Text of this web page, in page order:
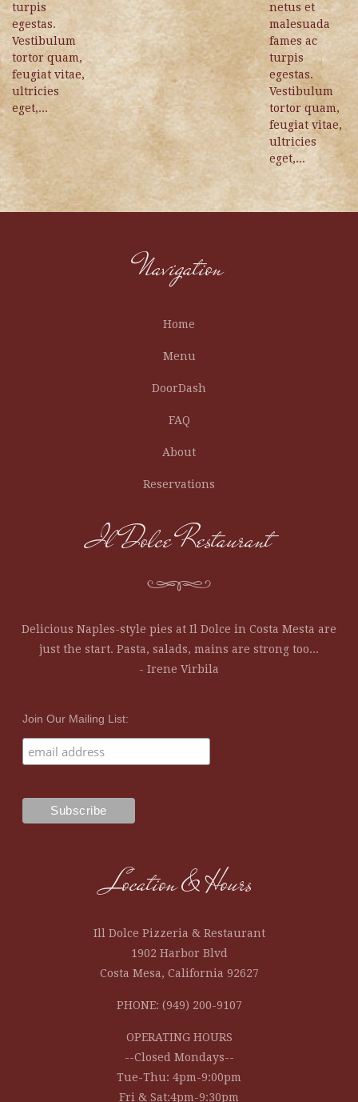
turpis
egestas.
Vestibulum
tortor quam,
feugiat vitae,
ultricies
eget,...
netus et
malesuada
fames ac
turpis
egestas.
Vestibulum
tortor quam,
feugiat vitae,
ultricies
eget,...
Navigation
Home
Menu
DoorDash
FAQ
About
Reservations
Il Dolce Restaurant
Delicious Naples-style pies at Il Dolce in Costa Mesta are
just the start. Pasta, salads, mains are strong too...
- Irene Virbila
Join Our Mailing List:
Location & Hours
Ill Dolce Pizzeria & Restaurant
1902 Harbor Blvd
Costa Mesa, California 92627
PHONE: (949) 200-9107
OPERATING HOURS
--Closed Mondays--
Tue-Thu: 4pm-9:00pm
Fri & Sat:4pm-9:30pm